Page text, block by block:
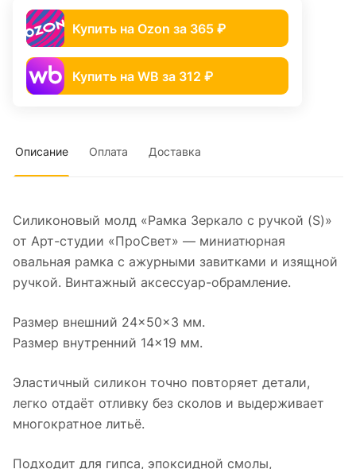
Купить на Ozon за 365 ₽
Купить на WB за 312 ₽
Описание Оплата Доставка
Силиконовый молд «Рамка Зеркало с ручкой (S)»
от Арт-студии «ПроСвет» — миниатюрная
овальная рамка с ажурными завитками и изящной
ручкой. Винтажный аксессуар-обрамление.
Размер внешний 24×50×3 мм.
Размер внутренний 14×19 мм.
Эластичный силикон точно повторяет детали,
легко отдаёт отливку без сколов и выдерживает
многократное литьё.
Подходит для гипса, эпоксидной смолы,